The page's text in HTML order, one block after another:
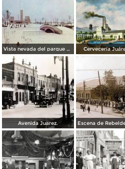
Vista nevada del parque El Chamizal Cervecería
Avenida Juarez.